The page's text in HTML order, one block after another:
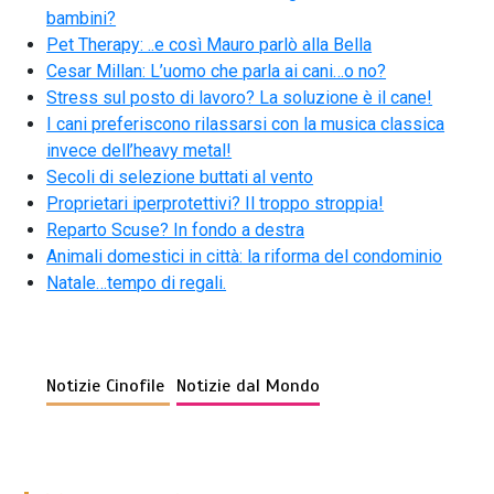
bambini?
Pet Therapy: ..e così Mauro parlò alla Bella
Cesar Millan: L’uomo che parla ai cani…o no?
Stress sul posto di lavoro? La soluzione è il cane!
I cani preferiscono rilassarsi con la musica classica
invece dell’heavy metal!
Secoli di selezione buttati al vento
Proprietari iperprotettivi? Il troppo stroppia!
Reparto Scuse? In fondo a destra
Animali domestici in città: la riforma del condominio
Natale…tempo di regali.
Notizie Cinofile Notizie dal Mondo